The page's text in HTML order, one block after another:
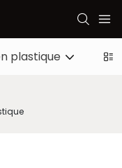
plastique